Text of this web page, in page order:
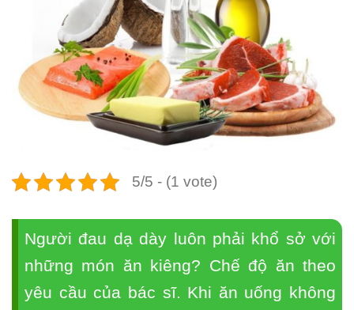
5/5 - (1 vote)
Người đau dạ dày luôn phải khổ sở với
những món ăn kiêng? Chế độ ăn theo
yêu cầu của bác sĩ. Khi ăn uống không